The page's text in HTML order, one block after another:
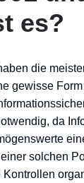
es?
die
gewisse
da
solchen